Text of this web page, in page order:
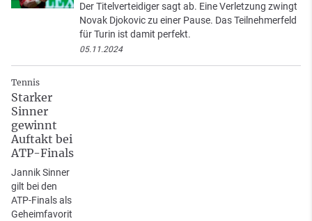
Der Titelverteidiger sagt ab. Eine Verletzung zwingt
Novak Djokovic zu einer Pause. Das Teilnehmerfeld
für Turin ist damit perfekt.
05.11.2024
Tennis
Starker
Sinner
gewinnt
Auftakt bei
ATP-Finals
Jannik Sinner
gilt bei den
ATP-Finals als
Geheimfavorit